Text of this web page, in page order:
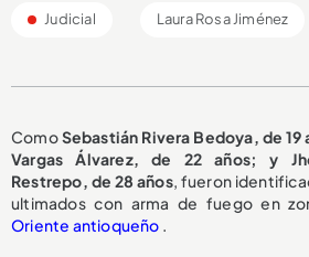
Judicial Laura Rosa Jiménez
ComoSebastián Rivera Bedoya, de
Vargas Álvarez, de 22 años; y
Restrepo, de 28 años, fueron
ultimados con arma de fuego en
Oriente antioqueño